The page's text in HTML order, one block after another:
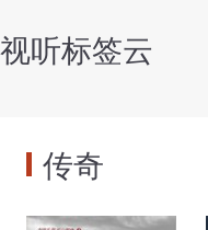
视听标签云
传奇